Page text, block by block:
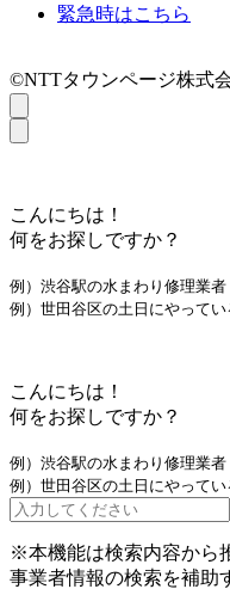
緊急時はこちら
©NTTタウンページ株式会
こんにちは！
何をお探しですか？
例）渋谷駅の水まわり修理業者
例）世田谷区の土日にやってい
こんにちは！
何をお探しですか？
例）渋谷駅の水まわり修理業者
例）世田谷区の土日にやってい
※本機能は検索内容から
事業者情報の検索を補助